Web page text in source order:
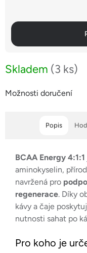
Skladem (3 ks)
Možnosti doručení
Popis
BCAA Energy 4:1:1
aminokyselin,
navržená pro
regenerace. Díky
kávy a čaje
nutnosti sahat po
Pro koho je